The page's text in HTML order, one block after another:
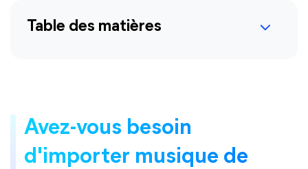
Table des matières
Avez-vous besoin
d'importer musique de